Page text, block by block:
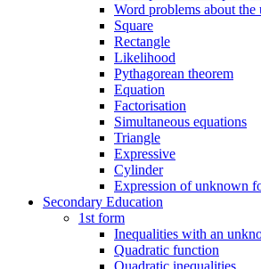
Word problems about
Square
Rectangle
Likelihood
Pythagorean theorem
Equation
Factorisation
Simultaneous equations
Triangle
Expressive
Cylinder
Expression of unknown
Secondary Education
1st form
Inequalities with an
Quadratic function
Quadratic inequalities